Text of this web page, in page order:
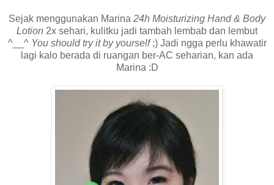
Sejak menggunakan Marina 24h Moisturizing Hand & Body
Lotion 2x sehari, kulitku jadi tambah lembab dan lembut
^__^ You should try it by yourself;) Jadi ngga perlu khawatir
lagi kalo berada di ruangan ber-AC seharian, kan ada
Marina :D